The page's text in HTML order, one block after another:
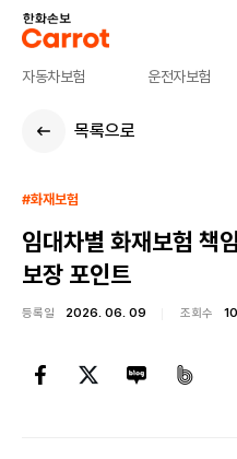
자동차보험 운전자보험
목록으로
#화재보험
임대차별 화재보험 책
보장 포인트
등록일 2026. 06. 09 조회수